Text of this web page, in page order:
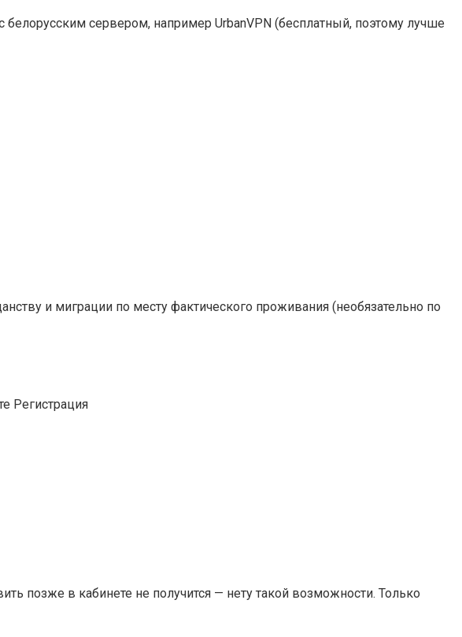
сервером, например UrbanVPN (бесплатный, поэтому лучше
и миграции по месту фактического проживания (необязательно по
Регистрация
позже в кабинете не получится — нету такой возможности. Только